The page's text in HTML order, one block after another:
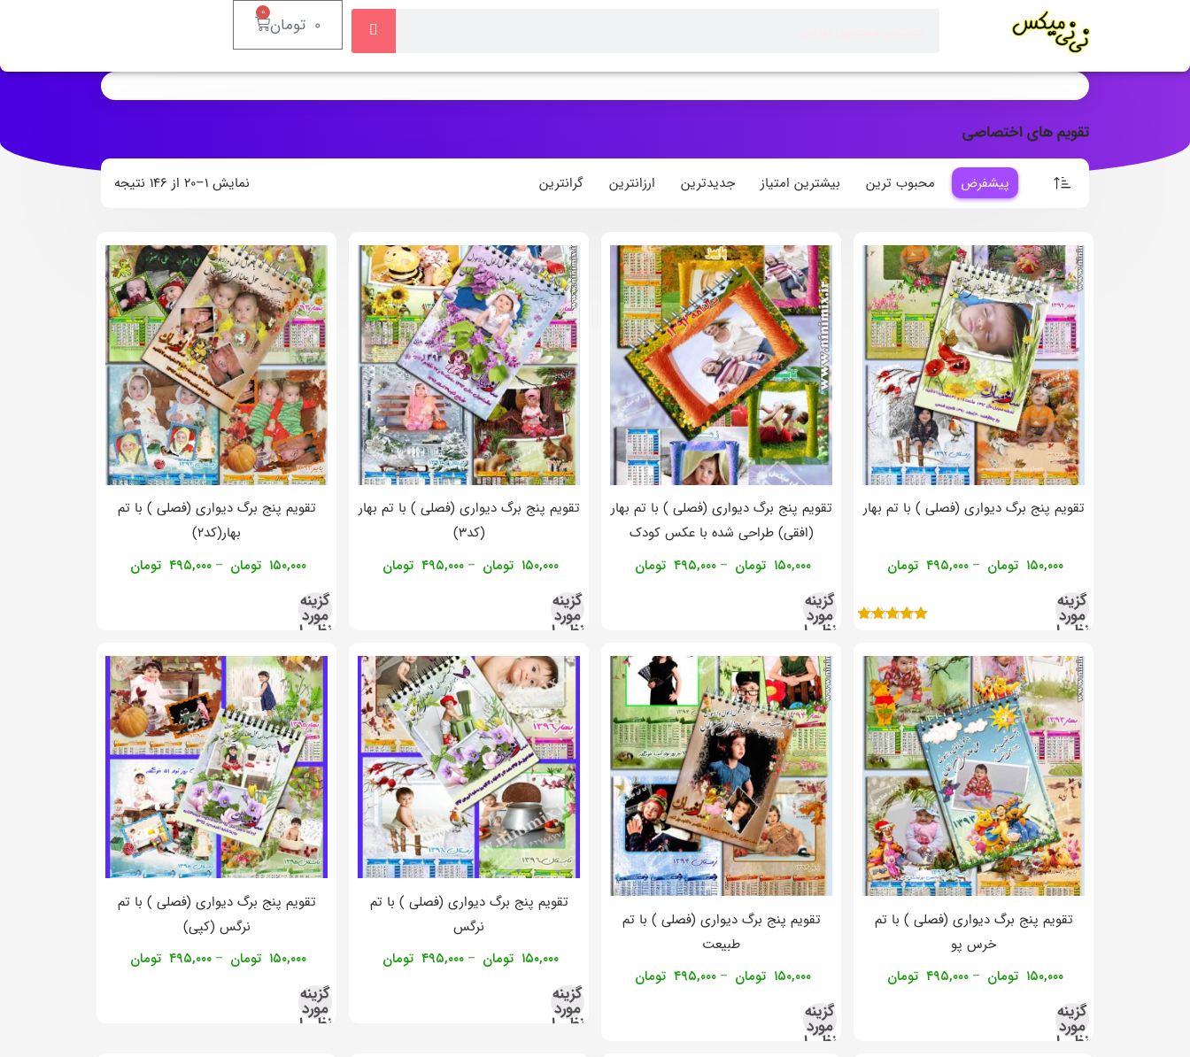
۰ تومان ۰
تقویم های اختصاصی
نمایش ۱–۲۰ از ۱۴۶ نتیجه پیشفرض محبوب ترین بیشترین امتیاز جدیدترین ارزانترین گرانترین
تقویم پنج برگ دیواری (فصلی ) با تم بهار
۵.۰۰
از ۵
۱۵۰,۰۰۰ تومان – ۴۹۵,۰۰۰ تومان
گزینه
مورد
نظر را
کنید
تقویم پنج برگ دیواری (فصلی ) با تم بهار
(افقی) طراحی شده با عکس کودک
۱۵۰,۰۰۰ تومان – ۴۹۵,۰۰۰ تومان
گزینه
مورد
نظر را
کنید
تقویم پنج برگ دیواری (فصلی ) با تم بهار
(کد۳)
۱۵۰,۰۰۰ تومان – ۴۹۵,۰۰۰ تومان
گزینه
مورد
نظر را
کنید
تقویم پنج برگ دیواری (فصلی ) با تم
بهار(کد۲)
۱۵۰,۰۰۰ تومان – ۴۹۵,۰۰۰ تومان
گزینه
مورد
نظر را
کنید
تقویم پنج برگ دیواری (فصلی ) با تم
خرس پو
۱۵۰,۰۰۰ تومان – ۴۹۵,۰۰۰ تومان
گزینه
مورد
نظر را
تقویم پنج برگ دیواری (فصلی ) با تم
طبیعت
۱۵۰,۰۰۰ تومان – ۴۹۵,۰۰۰ تومان
گزینه
مورد
نظر را
تقویم پنج برگ دیواری (فصلی ) با تم
نرگس
۱۵۰,۰۰۰ تومان – ۴۹۵,۰۰۰ تومان
گزینه
مورد
نظر را
تقویم پنج برگ دیواری (فصلی ) با تم
نرگس (کپی)
۱۵۰,۰۰۰ تومان – ۴۹۵,۰۰۰ تومان
گزینه
مورد
نظر را